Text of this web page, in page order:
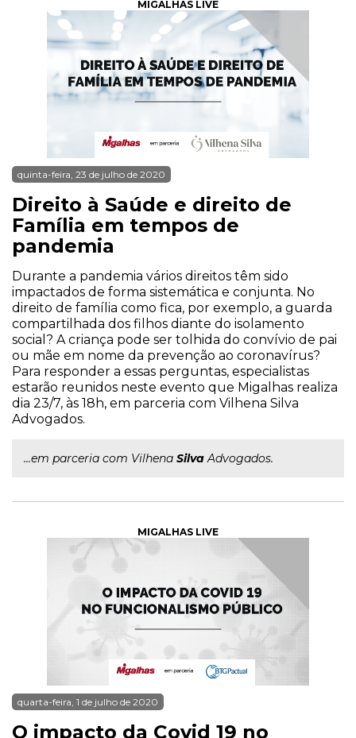
MIGALHAS LIVE
quinta-feira, 23 de julho de 2020
Direito à Saúde e direito de
Família em tempos de
pandemia
Durante a pandemia vários direitos têm sido
impactados de forma sistemática e conjunta. No
direito de família como fica, por exemplo, a guarda
compartilhada dos filhos diante do isolamento
social? A criança pode ser tolhida do convívio de pai
ou mãe em nome da prevenção ao coronavírus?
Para responder a essas perguntas, especialistas
estarão reunidos neste evento que Migalhas realiza
dia 23/7, às 18h, em parceria com Vilhena Silva
Advogados.
...em parceria com Vilhena SilvaAdvogados.
MIGALHAS LIVE
quarta-feira, 1 de julho de 2020
O impacto da Covid 19 no